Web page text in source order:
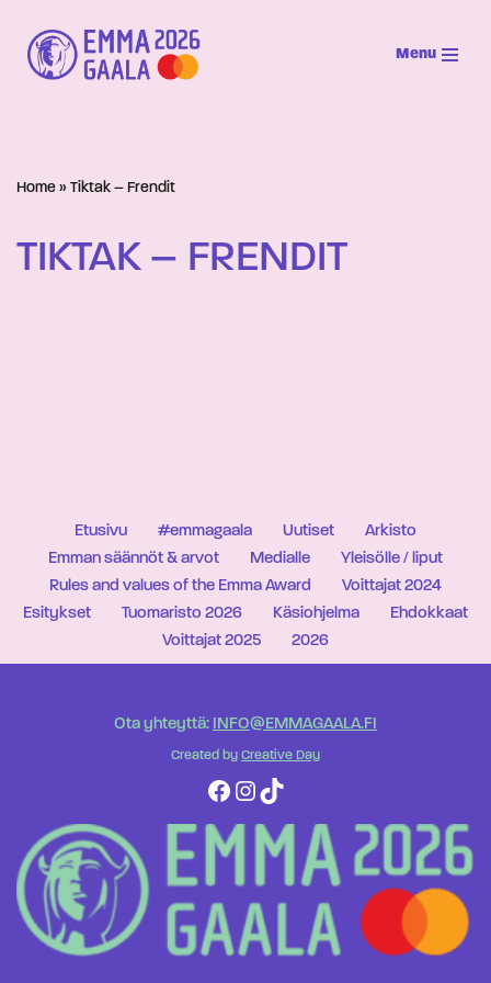
Siirry
suoraan
Menu
Home » Tiktak – Frendit
TIKTAK – FRENDIT
Etusivu #emmagaala Uutiset
Arkisto
Emman säännöt & arvot
Medialle
Yleisölle / liput
Rules and values of the Emma Award
Voittajat 2024
Esitykset
Tuomaristo 2026 Käsiohjelma
Ehdokkaat
Voittajat 2025
2026
Ota yhteyttä: INFO@EMMAGAALA.FI
Created by Creative Day